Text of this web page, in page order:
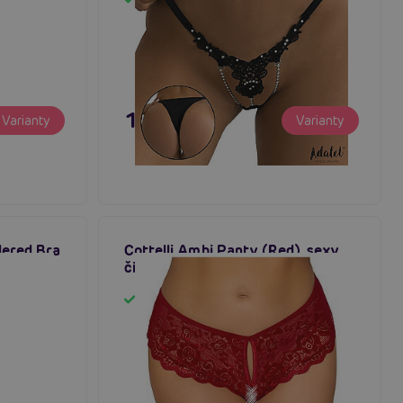
Varianty 17,96 € Varianty
Bra
Cottelli Ambi Panty (Red), sexy
čipkované nohavičky
Skladom